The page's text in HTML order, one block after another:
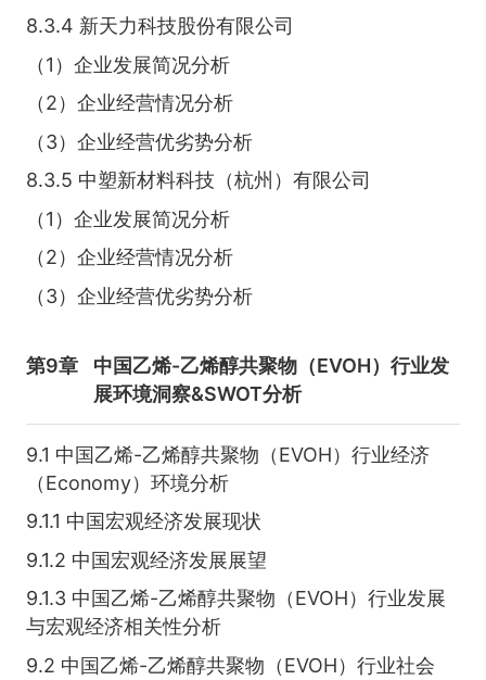
8.3.4 新天力科技股份有限公司
（1）企业发展简况分析
（2）企业经营情况分析
（3）企业经营优劣势分析
8.3.5 中塑新材料科技（杭州）有限公司
（1）企业发展简况分析
（2）企业经营情况分析
（3）企业经营优劣势分析
第9章
中国乙烯-乙烯醇共聚物（EVOH）行业发
展环境洞察&SWOT分析
9.1 中国乙烯-乙烯醇共聚物（EVOH）行业经济
（Economy）环境分析
9.1.1 中国宏观经济发展现状
9.1.2 中国宏观经济发展展望
9.1.3 中国乙烯-乙烯醇共聚物（EVOH）行业发展
与宏观经济相关性分析
9.2 中国乙烯-乙烯醇共聚物（EVOH）行业社会